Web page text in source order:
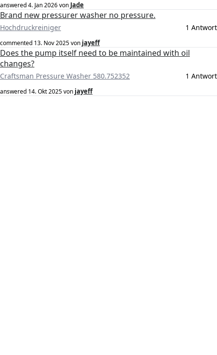
answered4. Jan 2026von Jade
Brand new pressurer washer no pressure.
Hochdruckreiniger 1 Antwort
commented 13. Nov 2025von jayeff
Does the pump itself need to be maintained with oil
changes?
Craftsman Pressure Washer 580.752352 1 Antwort
answered 14. Okt 2025von jayeff